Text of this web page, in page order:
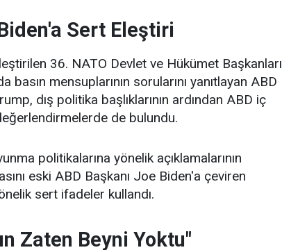
Sert Eleştiri
36. NATO Devlet ve Hükümet Başkanları
basın mensuplarının sorularını yanıtlayan ABD
dış politika başlıklarının ardından ABD iç
de bulundu.
politikalarına yönelik açıklamalarının
eski ABD Başkanı Joe Biden'a çeviren
sert ifadeler kullandı.
Zaten Beyni Yoktu"